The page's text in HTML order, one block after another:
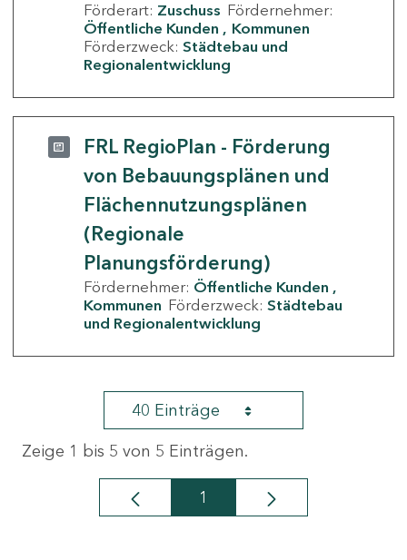
Förderart: Zuschuss Fördernehmer:
Öffentliche Kunden
Kommunen
Förderzweck: Städtebau und
Regionalentwicklung
FRL RegioPlan - Förderung
von Bebauungsplänen und
Flächennutzungsplänen
(Regionale
Planungsförderung)
Fördernehmer: Öffentliche Kunden
Kommunen Förderzweck: Städtebau
und Regionalentwicklung
40 Einträge
Zeige 1 bis 5 von 5 Einträgen.
Seite
1